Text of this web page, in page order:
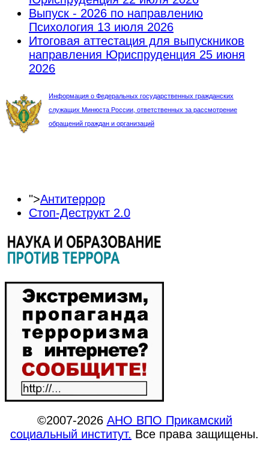
Выпуск - 2026 по направлению
Психология 13 июля 2026
Итоговая аттестация для выпускников
направления Юриспруденция 25 июня
2026
Информация о Федеральных государственных гражданских
служащих Минюста России, ответственных за рассмотрение
обращений граждан и организаций
">Антитеррор
Стоп-Деструкт 2.0
©2007-2026 АНО ВПО Прикамский
социальный институт. Все права защищены.